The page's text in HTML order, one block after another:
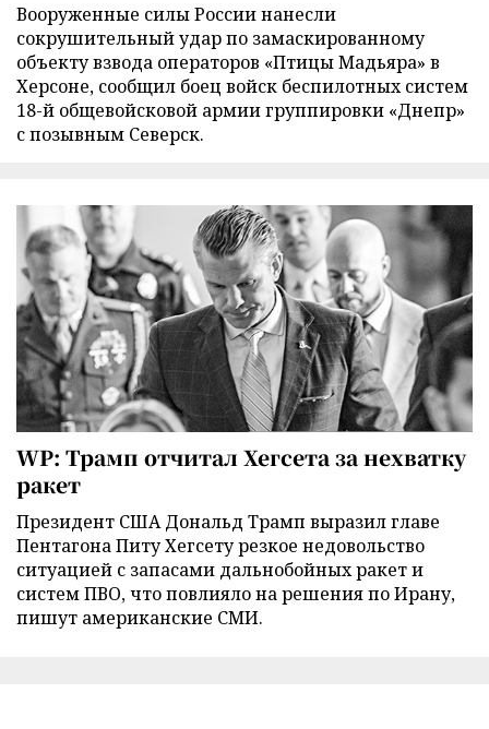
Вооруженные силы России нанесли
сокрушительный удар по замаскированному
объекту взвода операторов «Птицы Мадьяра» в
Херсоне, сообщил боец войск беспилотных систем
18-й общевойсковой армии группировки «Днепр»
с позывным Северск.
WP: Трамп отчитал Хегсета за нехватку
ракет
Президент США Дональд Трамп выразил главе
Пентагона Питу Хегсету резкое недовольство
ситуацией с запасами дальнобойных ракет и
систем ПВО, что повлияло на решения по Ирану,
пишут американские СМИ.